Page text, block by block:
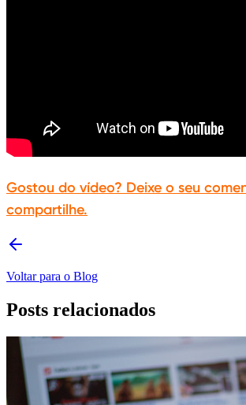
Gostou do vídeo? Deixe o seu
compartilhe.
Voltar para o Blog
Posts relacionados